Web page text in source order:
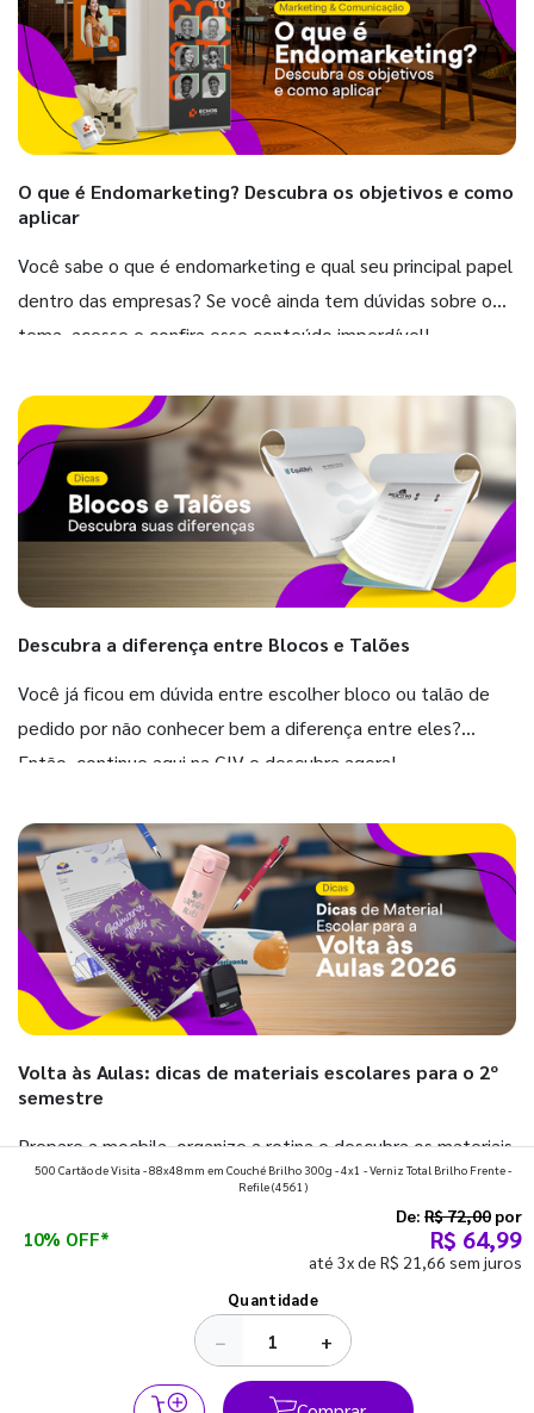
O que é Endomarketing? Descubra os objetivos e como
aplicar
Você sabe o que é endomarketing e qual seu principal papel
dentro das empresas? Se você ainda tem dúvidas sobre o
tema, acesse e confira esse conteúdo imperdível!
Descubra a diferença entre Blocos e Talões
Você já ficou em dúvida entre escolher bloco ou talão de
pedido por não conhecer bem a diferença entre eles?
Então, continue aqui na GIV e descubra agora!
Volta às Aulas: dicas de materiais escolares para o 2º
semestre
Prepare a mochila, organize a rotina e descubra os materiais
que fazem toda diferença para começar o segundo
500 Cartão de Visita - 88x48mm em Couché Brilho 300g - 4x1 - Verniz Total Brilho Frente -
Refile(4561)
10% OFF*
De: R$ 72,00 por
R$ 64,99
até 3x de R$ 21,66 sem juros
Quantidade
− +